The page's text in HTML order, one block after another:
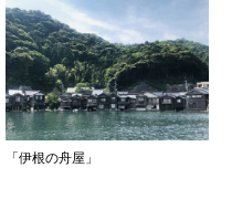
「伊根の舟屋」